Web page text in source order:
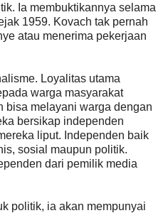
Ia membuktikannya selama
1959. Kovach tak pernah
atau menerima pekerjaan
Loyalitas utama
warga masyarakat
bisa melayani warga dengan
bersikap independen
liput. Independen baik
sosial maupun politik.
dari pemilik media
politik, ia akan mempunyai